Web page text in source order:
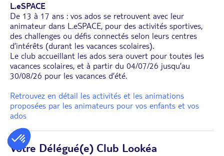
L.eSPACE
De 13 à 17 ans : vos ados se retrouvent avec leur
animateur dans L.eSPACE, pour des activités sportives,
des challenges ou défis connectés selon leurs centres
d’intérêts (durant les vacances scolaires).
Le club accueillant les ados sera ouvert pour toutes les
vacances scolaires, et à partir du 04/07/26 jusqu’au
30/08/26 pour les vacances d’été.
Retrouvez en détail les activités et les animations
proposées par les animateurs pour vos enfants et vos
ados
Votre Délégué(e) Club Lookéa